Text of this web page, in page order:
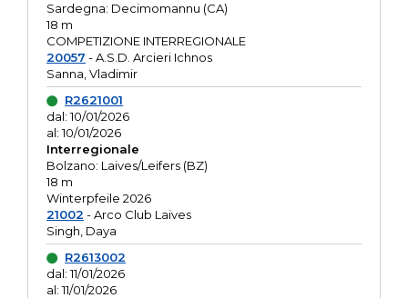
Sardegna: Decimomannu (CA)
18 m
COMPETIZIONE INTERREGIONALE
20057 - A.S.D. Arcieri Ichnos
Sanna, Vladimir
R2621001
dal: 10/01/2026
al: 10/01/2026
Interregionale
Bolzano: Laives/Leifers (BZ)
18 m
Winterpfeile 2026
21002 - Arco Club Laives
Singh, Daya
R2613002
dal: 11/01/2026
al: 11/01/2026